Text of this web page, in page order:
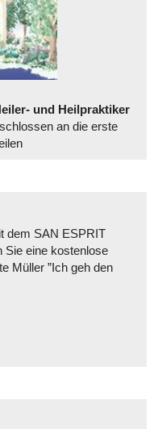
und Heilpraktiker
an die erste
dem SAN ESPRIT
Sie eine kostenlose
Müller ”Ich geh den